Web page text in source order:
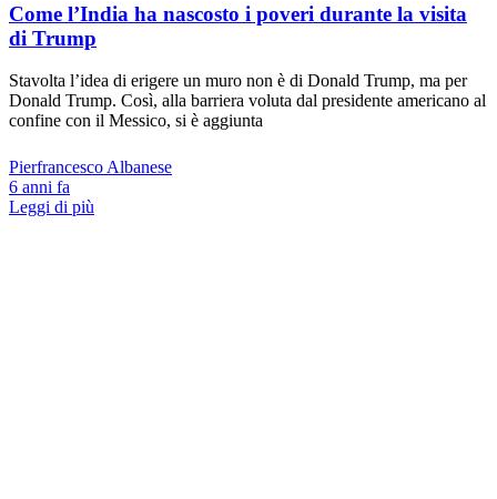
Come l’India ha nascosto i poveri durante la visita
di Trump
Stavolta l’idea di erigere un muro non è di Donald Trump, ma per
Donald Trump. Così, alla barriera voluta dal presidente americano al
confine con il Messico, si è aggiunta
Pierfrancesco Albanese
6 anni fa
Leggi di più